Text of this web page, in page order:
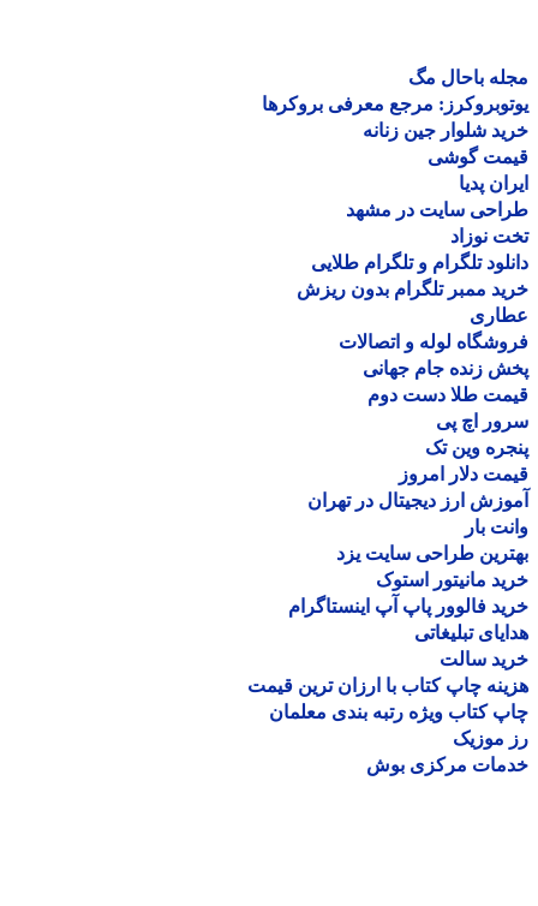
باحال مگ
مرجع معرفی بروکرها
شلوار جین زنانه
گوشی
پدیا
سایت در مشهد
نوزاد
تلگرام و تلگرام طلایی
ممبر تلگرام بدون ریزش
لوله و اتصالات
زنده جام جهانی
طلا دست دوم
اچ پی
وین تک
دلار امروز
ارز دیجیتال در تهران
بار
طراحی سایت یزد
مانیتور استوک
فالوور پاپ آپ اینستاگرام
تبلیغاتی
سالت
چاپ کتاب با ارزان ترین قیمت
کتاب ویژه رتبه بندی معلمان
موزیک
مرکزی بوش